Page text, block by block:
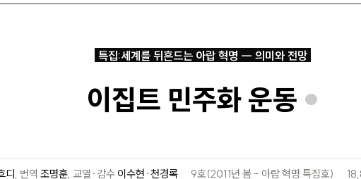
특집:세계를 뒤흔드는 아랍 혁명 ― 의미와 전망
이집트 민주화 운동
디 , 번역 조명훈, 교열·감수 이수현 ·천경록 9호(2011년 봄 - 아랍 혁명 특집호)